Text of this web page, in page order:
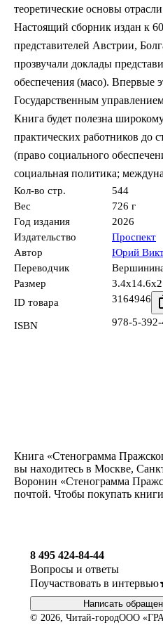
теоретические основы
Настоящий сборник издан к
представителей Австрии,
прозвучали доклады
обеспечения (масо). Впервые
Государственным
Книга будет полезна
практических работников до
(право социального
социальная политика;
Кол-во стр.
544
Вес
726 г
Год издания
2026
Издательство
Проспект
Автор
Юрий
Переводчик
Размер
ID товара
3164946
ISBN 978-5-
Книга «Стенограмма
вы находитесь в Москве,
Воронин «Стенограмма
почтой. Чтобы покупать
8 495 424-84-44
Вопросы и ответы
Поучаствовать в интервью
Написать
© 2026, Читай-городООО